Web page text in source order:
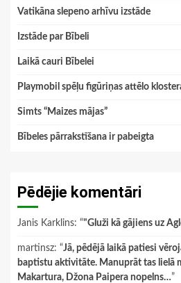
Vatikāna slepeno arhīvu izstāde
Izstāde par Bībeli
Laikā cauri Bībelei
Playmobil spēļu figūriņas attēlo
Simts “Maizes mājas”
Bībeles pārrakstīšana ir pabeigta
Pēdējie komentāri
Janis Karklins: “"Gluži kā gājiens uz
martinsz: “Jā, pēdējā laikā patiesi
baptistu aktivitāte. Manuprāt tas lielā
Makartura, Džona Paipera nopelns…”